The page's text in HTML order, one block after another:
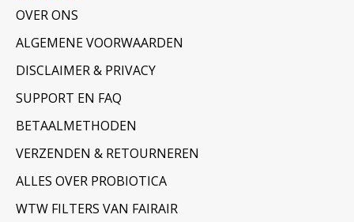
OVER ONS
ALGEMENE VOORWAARDEN
DISCLAIMER & PRIVACY
SUPPORT EN FAQ
BETAALMETHODEN
VERZENDEN & RETOURNEREN
ALLES OVER PROBIOTICA
WTW FILTERS VAN FAIRAIR